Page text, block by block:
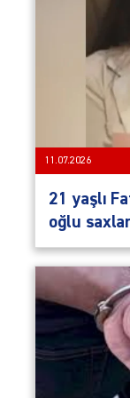
11.07.2026
21 yaşlı
oğlu